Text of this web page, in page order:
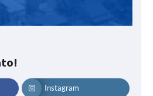
Instagram